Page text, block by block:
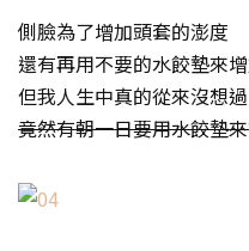
側臉為了增加頭套的澎度
還有再用不要的水餃墊來
但我人生中真的從來沒想過
竟然有朝一日要用水餃墊